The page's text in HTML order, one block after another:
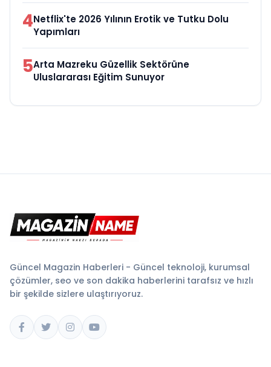
4Netflix'te 2026 Yılının Erotik ve Tutku Dolu
Yapımları
5Arta Mazreku Güzellik Sektörüne
Uluslararası Eğitim Sunuyor
Güncel Magazin Haberleri - Güncel teknoloji, kurumsal
çözümler, seo ve son dakika haberlerini tarafsız ve hızlı
bir şekilde sizlere ulaştırıyoruz.